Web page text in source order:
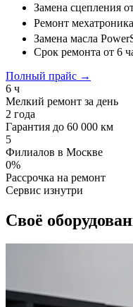
Замена сцепления
Ремонт мехатроника
Замена масла
Срок ремонта от 6
Полный прайс →
6 ч
Мелкий ремонт за день
2 года
Гарантия до 60 000 км
5
Филиалов в Москве
0%
Рассрочка на ремонт
Сервис изнутри
Своё